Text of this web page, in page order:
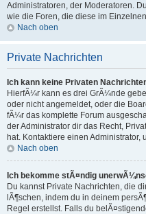
Administratoren, der Moderatoren.
wie die Foren, die diese im
Nach oben
Private Nachrichten
Ich kann keine Privaten
HierfÃ¼r kann es drei GrÃ¼nde
oder nicht angemeldet, oder die
fÃ¼r das komplette Forum
der Administrator dir das Recht,
hat. Kontaktiere einen
Nach oben
Ich bekomme stÃ¤ndig
Du kannst Private Nachrichten, die
lÃ¶schen, indem du in deinem
Regel erstellst. Falls du